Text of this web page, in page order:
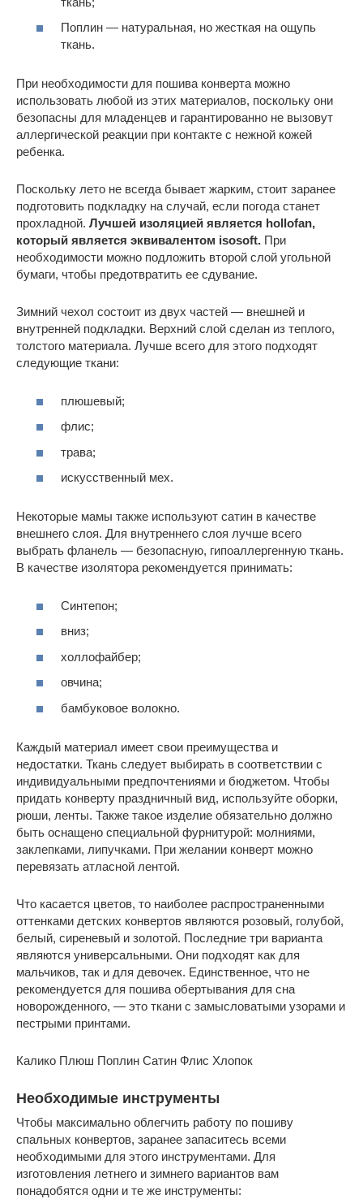
Поплин — натуральная, но жесткая на ощупь
ткань.
При необходимости для пошива конверта можно
использовать любой из этих материалов, поскольку они
безопасны для младенцев и гарантированно не вызовут
аллергической реакции при контакте с нежной кожей
ребенка.
Поскольку лето не всегда бывает жарким, стоит заранее
подготовить подкладку на случай, если погода станет
прохладной. Лучшей изоляцией является hollofan,
который является эквивалентом isosoft. При
необходимости можно подложить второй слой угольной
бумаги, чтобы предотвратить ее сдувание.
Зимний чехол состоит из двух частей — внешней и
внутренней подкладки. Верхний слой сделан из теплого,
толстого материала. Лучше всего для этого подходят
следующие ткани:
плюшевый;
флис;
трава;
искусственный мех.
Некоторые мамы также используют сатин в качестве
внешнего слоя. Для внутреннего слоя лучше всего
выбрать фланель — безопасную, гипоаллергенную ткань.
В качестве изолятора рекомендуется принимать:
Синтепон;
вниз;
холлофайбер;
овчина;
бамбуковое волокно.
Каждый материал имеет свои преимущества и
недостатки. Ткань следует выбирать в соответствии с
индивидуальными предпочтениями и бюджетом. Чтобы
придать конверту праздничный вид, используйте оборки,
рюши, ленты. Также такое изделие обязательно должно
быть оснащено специальной фурнитурой: молниями,
заклепками, липучками. При желании конверт можно
перевязать атласной лентой.
Что касается цветов, то наиболее распространенными
оттенками детских конвертов являются розовый, голубой,
белый, сиреневый и золотой. Последние три варианта
являются универсальными. Они подходят как для
мальчиков, так и для девочек. Единственное, что не
рекомендуется для пошива обертывания для сна
новорожденного, — это ткани с замысловатыми узорами и
пестрыми принтами.
Калико Плюш Поплин Сатин Флис Хлопок
Необходимые инструменты
Чтобы максимально облегчить работу по пошиву
спальных конвертов, заранее запаситесь всеми
необходимыми для этого инструментами. Для
изготовления летнего и зимнего вариантов вам
понадобятся одни и те же инструменты: